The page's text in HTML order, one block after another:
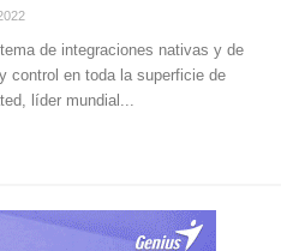
de integraciones nativas y de
control en toda la superficie de
líder mundial...